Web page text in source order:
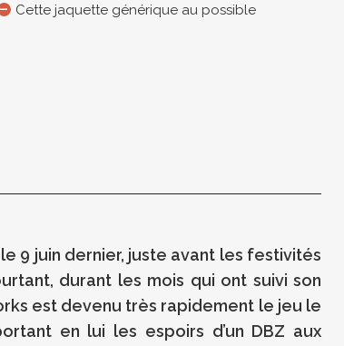
Cette jaquette générique au possible
9 juin dernier, juste avant les festivités
durant les mois qui ont suivi son
est devenu très rapidement le jeu le
en lui les espoirs d’un DBZ aux